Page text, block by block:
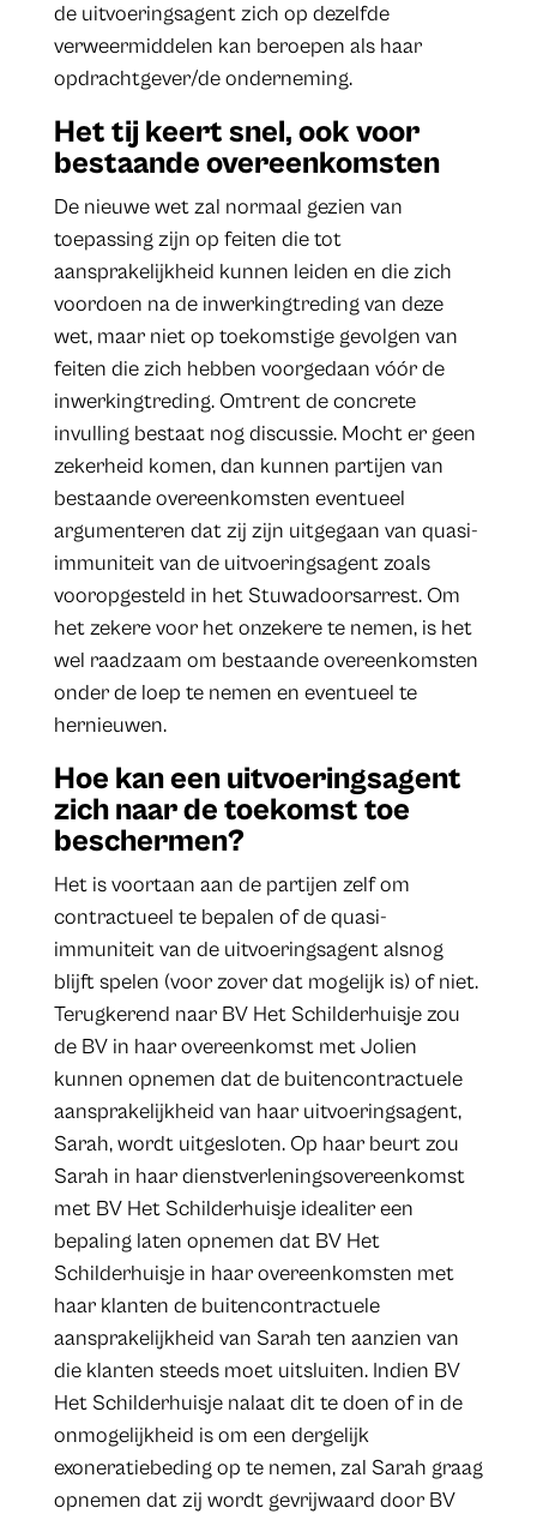
de uitvoeringsagent zich op dezelfde
verweermiddelen kan beroepen als haar
opdrachtgever/de onderneming.
Het tij keert snel, ook voor
bestaande overeenkomsten
De nieuwe wet zal normaal gezien van
toepassing zijn op feiten die tot
aansprakelijkheid kunnen leiden en die zich
voordoen na de inwerkingtreding van deze
wet, maar niet op toekomstige gevolgen van
feiten die zich hebben voorgedaan vóór de
inwerkingtreding. Omtrent de concrete
invulling bestaat nog discussie. Mocht er geen
zekerheid komen, dan kunnen partijen van
bestaande overeenkomsten eventueel
argumenteren dat zij zijn uitgegaan van quasi-
immuniteit van de uitvoeringsagent zoals
vooropgesteld in het Stuwadoorsarrest. Om
het zekere voor het onzekere te nemen, is het
wel raadzaam om bestaande overeenkomsten
onder de loep te nemen en eventueel te
hernieuwen.
Hoe kan een uitvoeringsagent
zich naar de toekomst toe
beschermen?
Het is voortaan aan de partijen zelf om
contractueel te bepalen of de quasi-
immuniteit van de uitvoeringsagent alsnog
blijft spelen (voor zover dat mogelijk is) of niet.
Terugkerend naar BV Het Schilderhuisje zou
de BV in haar overeenkomst met Jolien
kunnen opnemen dat de buitencontractuele
aansprakelijkheid van haar uitvoeringsagent,
Sarah, wordt uitgesloten. Op haar beurt zou
Sarah in haar dienstverleningsovereenkomst
met BV Het Schilderhuisje idealiter een
bepaling laten opnemen dat BV Het
Schilderhuisje in haar overeenkomsten met
haar klanten de buitencontractuele
aansprakelijkheid van Sarah ten aanzien van
die klanten steeds moet uitsluiten. Indien BV
Het Schilderhuisje nalaat dit te doen of in de
onmogelijkheid is om een dergelijk
exoneratiebeding op te nemen, zal Sarah graag
opnemen dat zij wordt gevrijwaard door BV